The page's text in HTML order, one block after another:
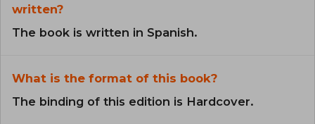
written?
The book is written in Spanish.
What is the format of this book?
The binding of this edition is Hardcover.